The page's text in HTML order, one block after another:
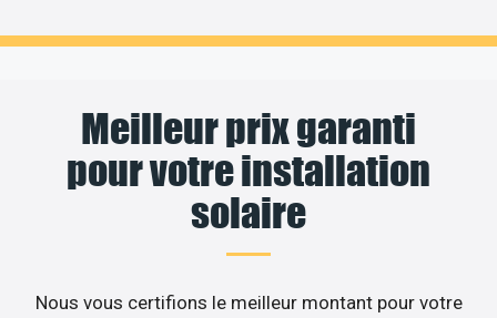
Meilleur prix garanti
pour votre installation
solaire
Nous vous certifions le meilleur montant pour votre